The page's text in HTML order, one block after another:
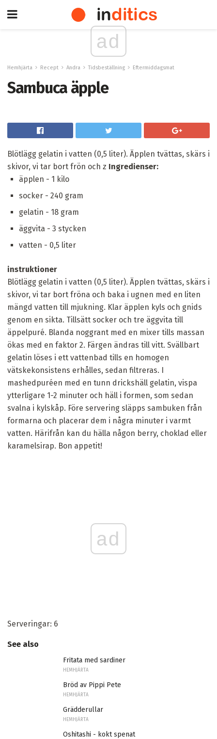
ad
Hemhjärta Recept Andra Tidsbeställning Eftermiddagsmat
Sambuca äpple
Blötlägg gelatin i vatten (0,5 liter). Äpplen tvättas, skärs i
skivor, vi tar bort frön och z Ingredienser:
äpplen - 1 kilo
socker - 240 gram
gelatin - 18 gram
äggvita - 3 stycken
vatten - 0,5 liter
instruktioner
Blötlägg gelatin i vatten (0,5 liter). Äpplen tvättas, skärs i
skivor, vi tar bort fröna och baka i ugnen med en liten
mängd vatten till mjukning. Klar äpplen kyls och gnids
genom en sikta. Tillsätt socker och tre äggvita till
äppelpuré. Blanda noggrant med en mixer tills massan
ökas med en faktor 2. Färgen ändras till vitt. Svällbart
gelatin löses i ett vattenbad tills en homogen
vätskekonsistens erhålles, sedan filtreras. I
mashedpuréen med en tunn drickshäll gelatin, vispa
ytterligare 1-2 minuter och häll i formen, som sedan
svalna i kylskåp. Före servering släpps sambuken från
formarna och placerar dem i några minuter i varmt
vatten. Härifrån kan du hälla någon berry, choklad eller
karamelsirap. Bon appetit!
ad
Serveringar: 6
See also
Fritata med sardiner
HEMHJÄRTA
Bröd av Pippi Pete
HEMHJÄRTA
Grädderullar
HEMHJÄRTA
Oshitashi - kokt spenat